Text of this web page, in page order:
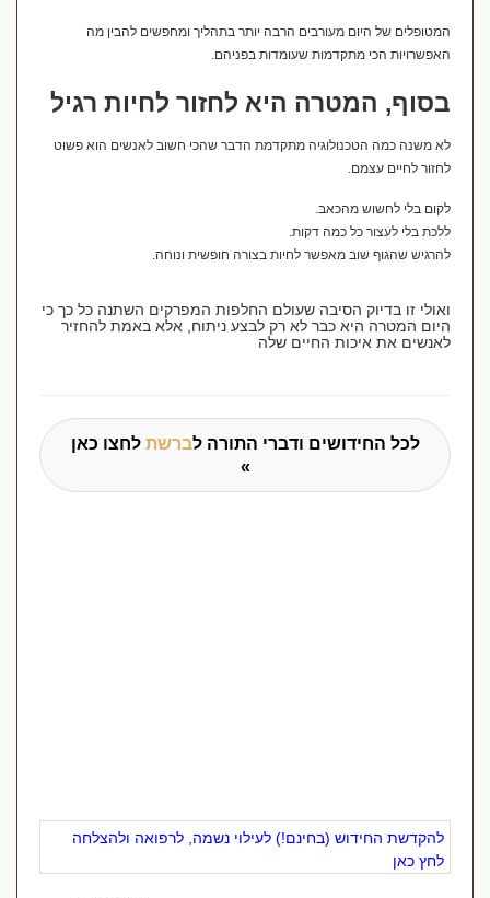
המטופלים של היום מעורבים הרבה יותר בתהליך ומחפשים להבין מה
האפשרויות הכי מתקדמות שעומדות בפניהם.
בסוף, המטרה היא לחזור לחיות רגיל
לא משנה כמה הטכנולוגיה מתקדמת הדבר שהכי חשוב לאנשים הוא פשוט
לחזור לחיים עצמם.
לקום בלי לחשוש מהכאב.
ללכת בלי לעצור כל כמה דקות.
להרגיש שהגוף שוב מאפשר לחיות בצורה חופשית ונוחה.
ואולי זו בדיוק הסיבה שעולם החלפות המפרקים השתנה כל כך כי
היום המטרה היא כבר לא רק לבצע ניתוח, אלא באמת להחזיר
לאנשים את איכות החיים שלה
לכל החידושים ודברי התורה לברשתלחצו כאן
להקדשת החידוש (בחינם!) לעילוי נשמה, לרפואה ולהצלחה
לחץ כאן